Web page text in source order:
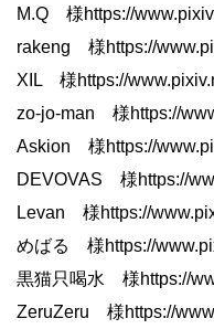
M.Q 様https://
rakeng 様https://
XIL 様https://
zo-jo-man 様https://
Askion 様https://
DEVOVAS 様https://
Levan 様https://
めばる 様https://
黒猫只喝水 様https://
ZeruZeru 様https://